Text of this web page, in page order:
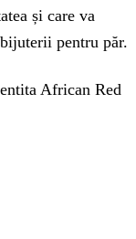
și care va
pentru păr.
African Red